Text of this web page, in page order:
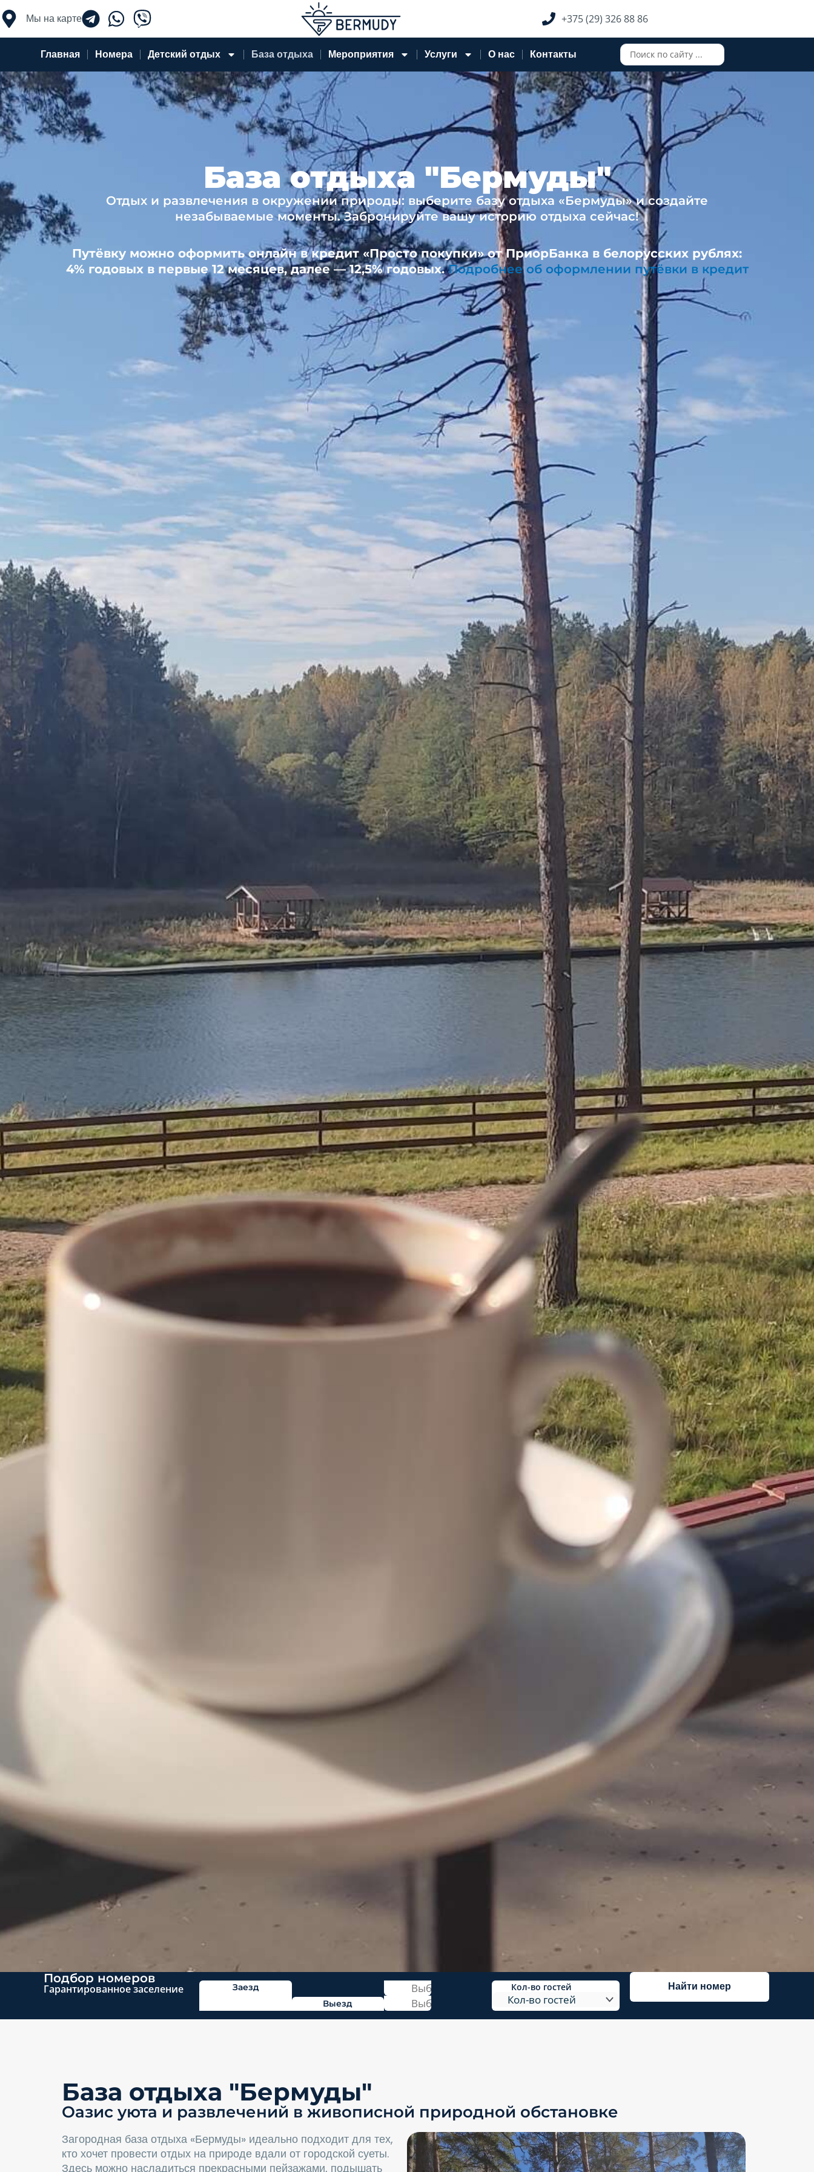
к
содержимому
Мы на карте +375 (29) 326 88 86
Главная Номера Детский отдых База отдыха Мероприятия Услуги О нас Контакты Search
...
База отдыха "Бермуды"
Отдых и развлечения в окружении природы: выберите базу отдыха «Бермуды» и создайте
незабываемые моменты. Забронируйте вашу историю отдыха сейчас!
Путёвку можно оформить онлайн в кредит «Просто покупки» от ПриорБанка в белорусских рублях:
4% годовых в первые 12 месяцев, далее — 12,5% годовых. Подробнее об оформлении путёвки в кредит
Подбор номеров
Гарантированное заселение
Заезд
Выезд
Кол-во гостей Найти номер
База отдыха "Бермуды"
Оазис уюта и развлечений в живописной природной обстановке
Загородная база отдыха «Бермуды» идеально подходит для тех,
кто хочет провести отдых на природе вдали от городской суеты.
Здесь можно насладиться прекрасными пейзажами, подышать